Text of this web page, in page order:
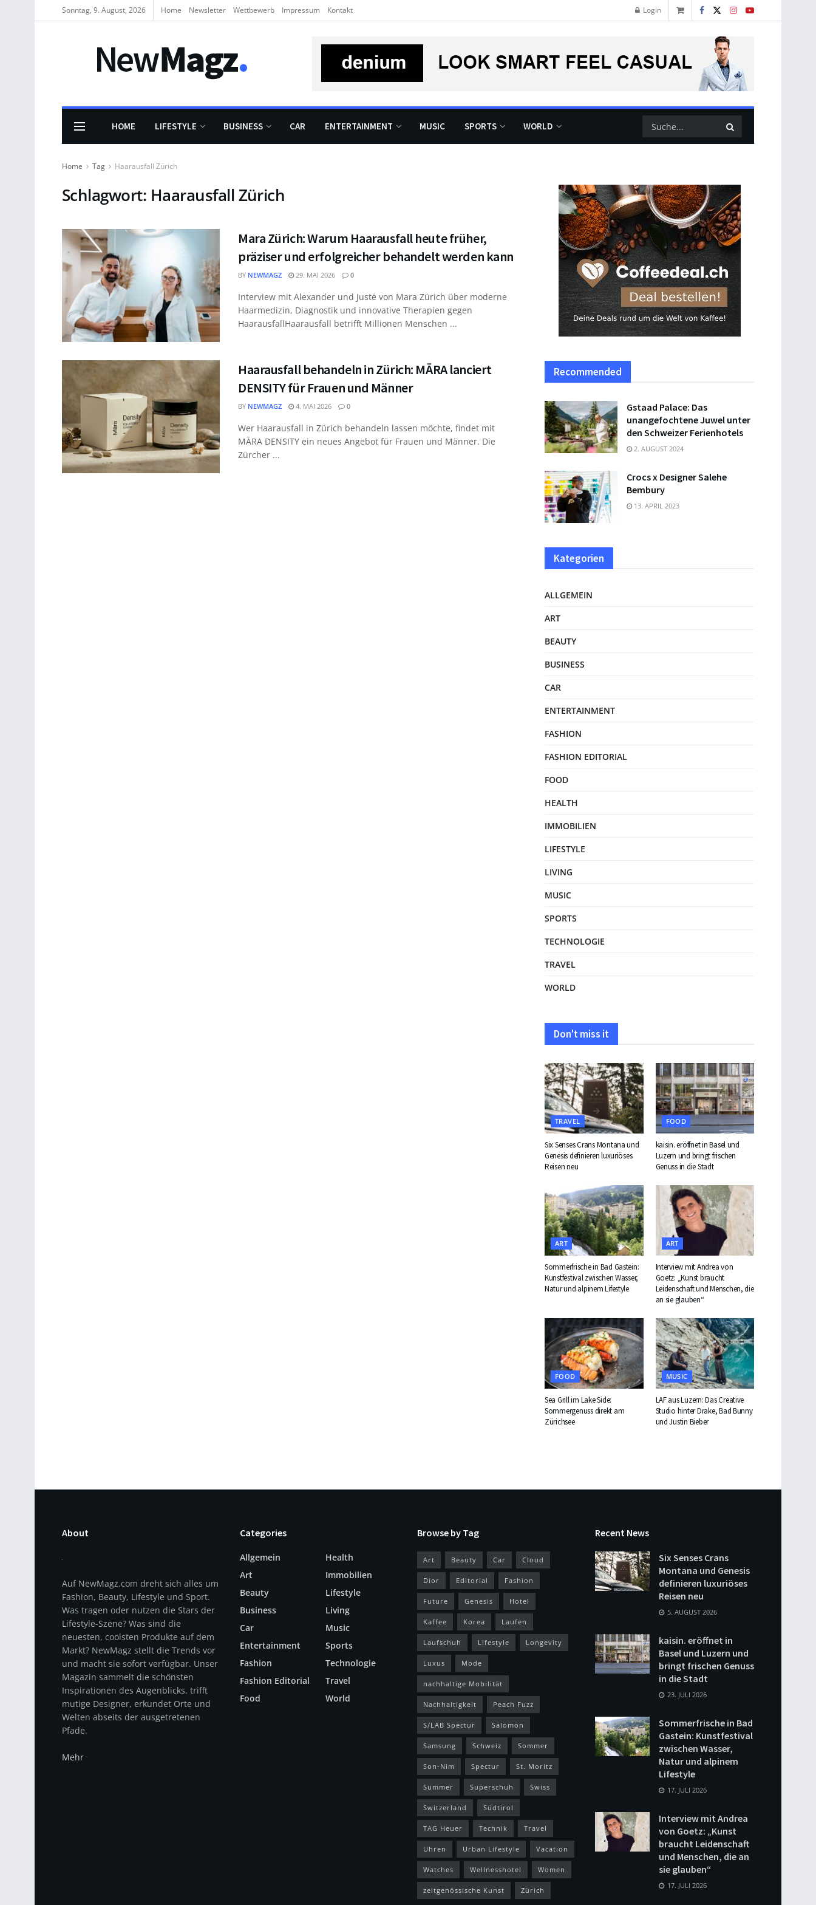
Sonntag, 9. August, 2026 Home Newsletter Wettbewerb Impressum Kontakt Login
HOME LIFESTYLE BUSINESS CAR ENTERTAINMENT MUSIC SPORTS WORLD
Home Tag Haarausfall Zürich
Schlagwort: Haarausfall Zürich
Mara Zürich: Warum Haarausfall heute früher,
präziser und erfolgreicher behandelt werden kann
BY NEWMAGZ 29. MAI 2026 0
Interview mit Alexander und Justė von Mara Zürich über moderne
Haarmedizin, Diagnostik und innovative Therapien gegen
HaarausfallHaarausfall betrifft Millionen Menschen ...
Haarausfall behandeln in Zürich: MĀRA lanciert
DENSITY für Frauen und Männer
BY NEWMAGZ 4. MAI 2026 0
Wer Haarausfall in Zürich behandeln lassen möchte, findet mit
MĀRA DENSITY ein neues Angebot für Frauen und Männer. Die
Zürcher ...
Recommended
Gstaad Palace: Das
unangefochtene Juwel unter
den Schweizer Ferienhotels
2. AUGUST 2024
Crocs x Designer Salehe
Bembury
13. APRIL 2023
Kategorien
ALLGEMEIN
ART
BEAUTY
BUSINESS
CAR
ENTERTAINMENT
FASHION
FASHION EDITORIAL
FOOD
HEALTH
IMMOBILIEN
LIFESTYLE
LIVING
MUSIC
SPORTS
TECHNOLOGIE
TRAVEL
WORLD
Don't miss it
TRAVEL
Six Senses Crans Montana und
Genesis definieren luxuriöses
Reisen neu
FOOD
kaisin. eröffnet in Basel und
Luzern und bringt frischen
Genuss in die Stadt
ART
Sommerfrische in Bad Gastein:
Kunstfestival zwischen Wasser,
Natur und alpinem Lifestyle
ART
Interview mit Andrea von
Goetz: „Kunst braucht
Leidenschaft und Menschen, die
an sie glauben“
FOOD
Sea Grill im Lake Side:
Sommergenuss direkt am
Zürichsee
MUSIC
LAF aus Luzern: Das Creative
Studio hinter Drake, Bad Bunny
und Justin Bieber
About
Auf NewMagz.com dreht sich alles um
Fashion, Beauty, Lifestyle und Sport.
Was tragen oder nutzen die Stars der
Lifestyle-Szene? Was sind die
neuesten, coolsten Produkte auf dem
Markt? NewMagz stellt die Trends vor
und macht sie sofort verfügbar. Unser
Magazin sammelt die schönsten
Inspirationen des Augenblicks, trifft
mutige Designer, erkundet Orte und
Welten abseits der ausgetretenen
Pfade.
Mehr
Categories
Allgemein
Art
Beauty
Business
Car
Entertainment
Fashion
Fashion Editorial
Food
Health
Immobilien
Lifestyle
Living
Music
Sports
Technologie
Travel
World
Browse by Tag
Art Beauty Car Cloud
Dior Editorial Fashion
Future Genesis Hotel
Kaffee Korea Laufen
Laufschuh Lifestyle Longevity
Luxus Mode
nachhaltige Mobilität
Nachhaltigkeit Peach Fuzz
S/LAB Spectur Salomon
Samsung Schweiz Sommer
Son-Nim Spectur St. Moritz
Summer Superschuh Swiss
Switzerland Südtirol
TAG Heuer Technik Travel
Uhren Urban Lifestyle Vacation
Watches Wellnesshotel Women
zeitgenössische Kunst Zürich
Recent News
Six Senses Crans
Montana und Genesis
definieren luxuriöses
Reisen neu
5. AUGUST 2026
kaisin. eröffnet in
Basel und Luzern und
bringt frischen Genuss
in die Stadt
23. JULI 2026
Sommerfrische in Bad
Gastein: Kunstfestival
zwischen Wasser,
Natur und alpinem
Lifestyle
17. JULI 2026
Interview mit Andrea
von Goetz: „Kunst
braucht Leidenschaft
und Menschen, die an
sie glauben“
17. JULI 2026